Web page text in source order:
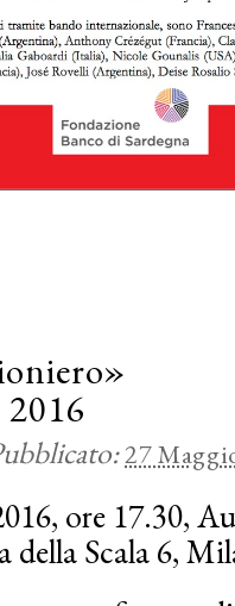
27
ore 17.30,
della Scala 6,